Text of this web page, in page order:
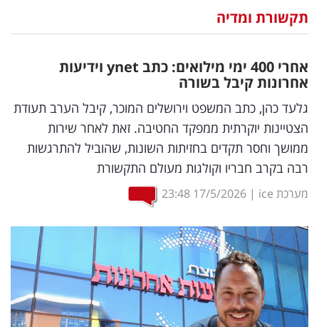
וצרכנות
דיגיטל
וטק
שיווק
ופרסום
משפט
מדדים
ומחקרים
דעות
רכילות
תקשורת ומדיה
אחרי 400 ימי מילואים: כתב ynet וידיעות
אחרונות קיבל בשורה
גלעד כהן, כתב המשפט וירושלים המוכר, קיבל הערב תעודת
הצטיינות יוקרתית ממפקד החטיבה. זאת לאחר שירות
ממושך וחסר תקדים בחזיתות השונות, שהוביל להתרגשות
רבה בקרב חבריו וקולגות מעולם התקשורת
מערכת ice |
17/5/2026
23:48